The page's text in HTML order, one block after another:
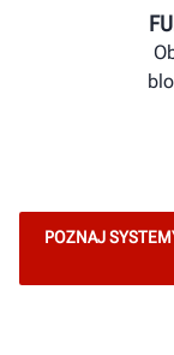
POZNAJ